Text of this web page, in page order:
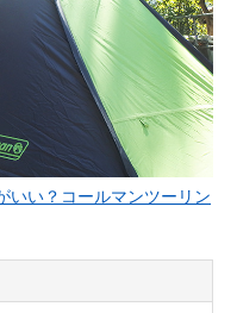
いい？コールマンツーリン